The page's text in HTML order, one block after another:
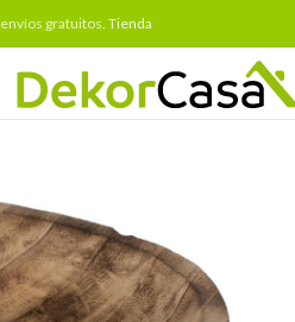
gratuitos. Tienda